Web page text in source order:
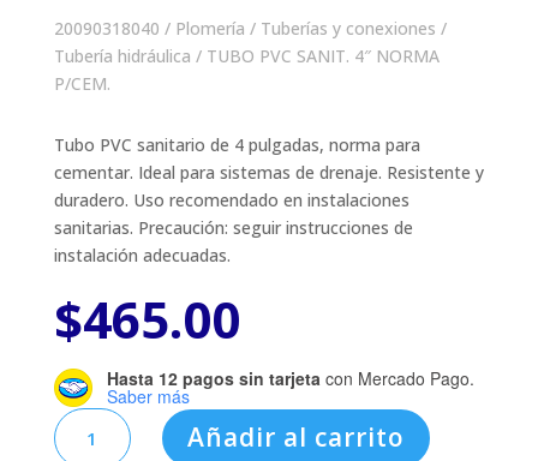
20090318040 / Plomería / Tuberías y conexiones /
Tubería hidráulica / TUBO PVC SANIT. 4″ NORMA
P/CEM.
Tubo PVC sanitario de 4 pulgadas, norma para
cementar. Ideal para sistemas de drenaje. Resistente y
duradero. Uso recomendado en instalaciones
sanitarias. Precaución: seguir instrucciones de
instalación adecuadas.
$465.00
Hasta 12 pagos sin tarjetacon Mercado Pago.
Saber más
TUBO
PVC
Añadir al carrito